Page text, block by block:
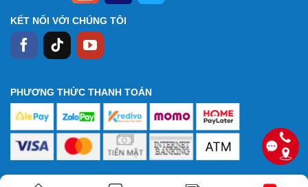
KẾT NỐI VỚI CHÚNG TÔI
PHƯƠNG THỨC THANH TOÁN